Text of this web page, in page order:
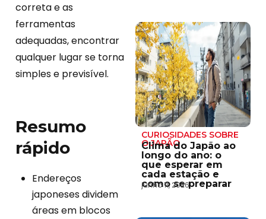
correta e as
ferramentas
adequadas, encontrar
qualquer lugar se torna
simples e previsível.
Resumo
rápido
Endereços
japoneses dividem
áreas em blocos
CURIOSIDADES SOBRE
O JAPÃO
Clima do Japão ao
longo do ano: o
que esperar em
cada estação e
como se preparar
junho 11, 2026